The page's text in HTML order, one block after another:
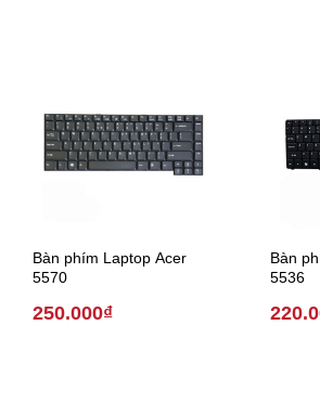
Bàn phím Laptop Acer
5570
250.000₫
Bàn
5536